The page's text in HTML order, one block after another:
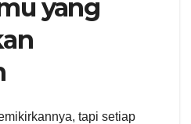
yang
tapi setiap